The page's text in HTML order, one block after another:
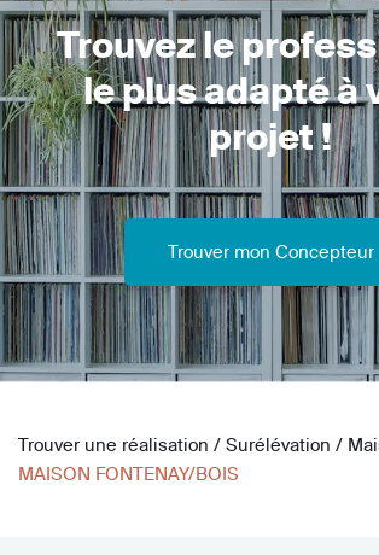
Trouvez le
le plus adapté à
projet !
Trouver mon Concepteur
Trouver une réalisation / Surélévation /
MAISON FONTENAY/BOIS